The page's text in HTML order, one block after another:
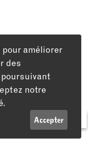
INFOS
améliorer
des
notre
Accepter